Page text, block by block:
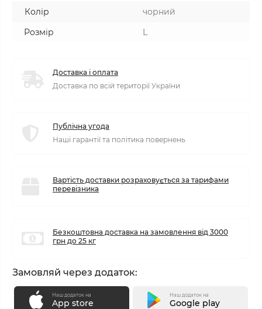
Колір
чорний
Розмір
L
Доставка і оплата
Доставка по всій території України
Публічна угода
Наші гарантії та політика повернень
Вартість доставки розраховується за тарифами
перевізника
Безкоштовна доставка на замовлення від 3000
грн до 25 кг
Замовляй через додаток:
Наш додаток на
App store
Наш додаток на
Google play